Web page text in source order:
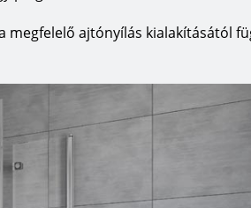
megfelelő ajtónyílás kialakításától